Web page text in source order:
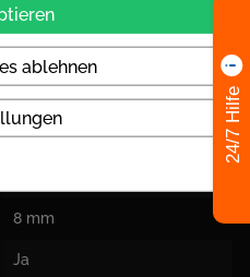
Steingut; roter Fliesen-
Scherben
8 mm
Ja
ablehnen
24/7 Hilfe